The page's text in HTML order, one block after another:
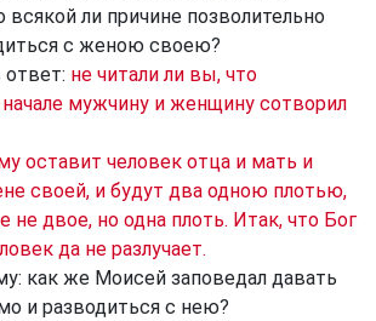
всякой ли причине позволительно
с женою своею?
не читали ли вы, что
мужчину и женщину сотворил
оставит человек отца и мать и
своей, и будут два одною плотью,
не двое, но одна плоть. Итак, что Бог
да не разлучает.
как же Моисей заповедал давать
и разводиться с нею?